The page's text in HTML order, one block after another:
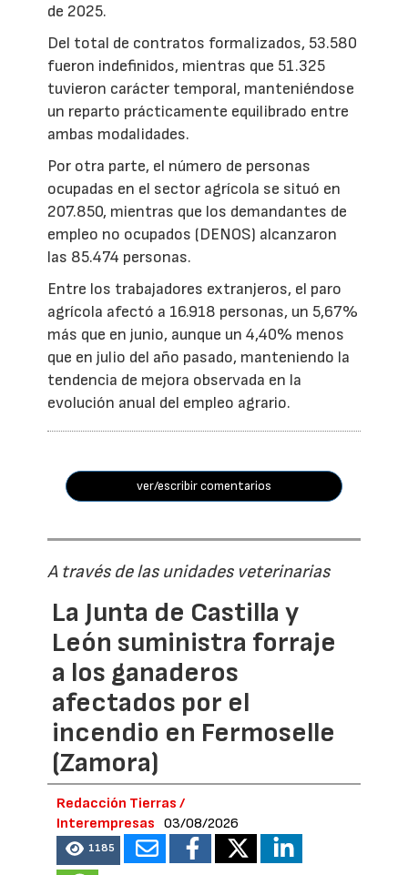
de 2025.
Del total de contratos formalizados, 53.580
fueron indefinidos, mientras que 51.325
tuvieron carácter temporal, manteniéndose
un reparto prácticamente equilibrado entre
ambas modalidades.
Por otra parte, el número de personas
ocupadas en el sector agrícola se situó en
207.850, mientras que los demandantes de
empleo no ocupados (DENOS) alcanzaron
las 85.474 personas.
Entre los trabajadores extranjeros, el paro
agrícola afectó a 16.918 personas, un 5,67%
más que en junio, aunque un 4,40% menos
que en julio del año pasado, manteniendo la
tendencia de mejora observada en la
evolución anual del empleo agrario.
ver/escribir comentarios
A través de las unidades veterinarias
La Junta de Castilla y
León suministra forraje
a los ganaderos
afectados por el
incendio en Fermoselle
(Zamora)
Redacción Tierras /
Interempresas
03/08/2026
1185